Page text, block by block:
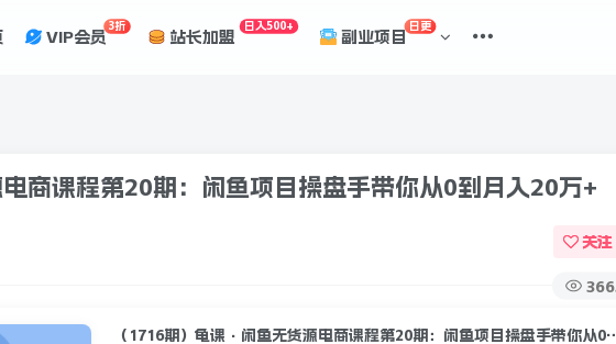
VIP会员
3折
站长加盟
日入500+
副业项目
日更
商课程第20期：闲鱼项目操盘手带你从0到月入20万+
关注
（1716期）龟课·闲鱼无货源电商课程